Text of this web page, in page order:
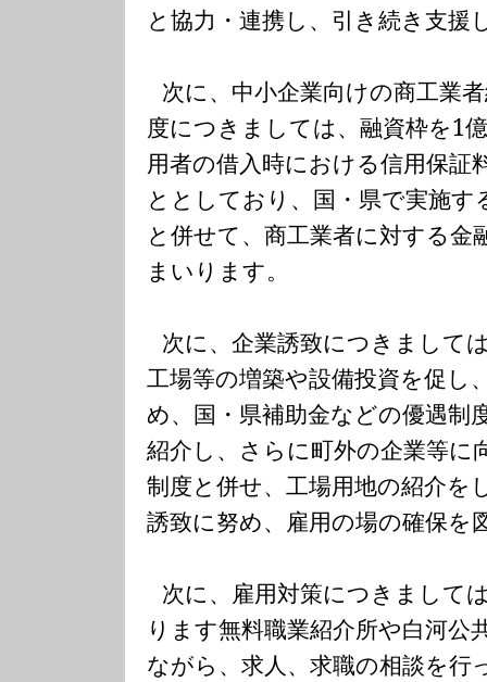
と協力・連携し、引き続き支援
次に、中小企業向けの商工業
度につきましては、融資枠を1
用者の借入時における信用保証
ととしており、国・県で実施す
と併せて、商工業者に対する金
まいります。
次に、企業誘致につきまして
工場等の増築や設備投資を促し
め、国・県補助金などの優遇制
紹介し、さらに町外の企業等に
制度と併せ、工場用地の紹介を
誘致に努め、雇用の場の確保を
次に、雇用対策につきまして
ります無料職業紹介所や白河公
ながら、求人、求職の相談を行